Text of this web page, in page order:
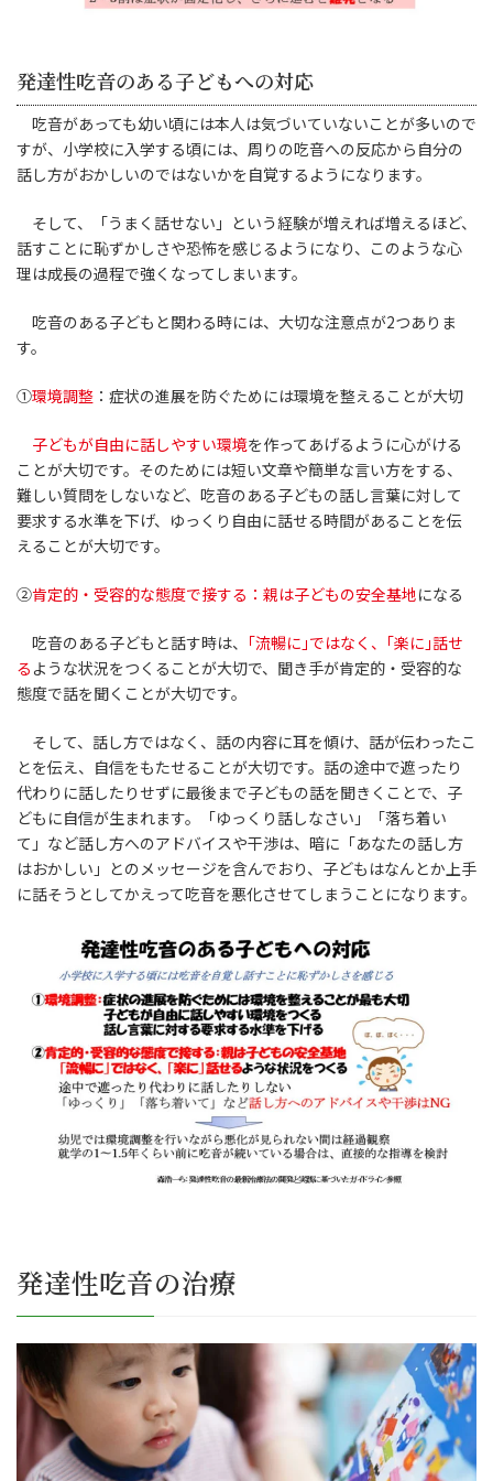
発達性吃音のある子どもへの対応
吃音があっても幼い頃には本人は気づいていないことが多いので
すが、小学校に入学する頃には、周りの吃音への反応から自分の
話し方がおかしいのではないかを自覚するようになります。
そして、「うまく話せない」という経験が増えれば増えるほど、
話すことに恥ずかしさや恐怖を感じるようになり、このような心
理は成長の過程で強くなってしまいます。
吃音のある子どもと関わる時には、大切な注意点が2つありま
す。
①環境調整 ：症状の進展を防ぐためには環境を整えることが大切
子どもが自由に話しやすい環境を作ってあげるように心がける
ことが大切です。そのためには短い文章や簡単な言い方をする、
難しい質問をしないなど、吃音のある子どもの話し言葉に対して
要求する水準を下げ、ゆっくり自由に話せる時間があることを伝
えることが大切です。
②肯定的・受容的な態度で接する：親は子どもの安全基地になる
吃音のある子どもと話す時は、 ｢流暢に｣ではなく、｢楽に｣話せ
る ような状況をつくることが大切で、聞き手が肯定的・受容的な
態度で話を聞くことが大切です。
そして、話し方ではなく、話の内容に耳を傾け、話が伝わったこ
とを伝え、自信をもたせることが大切です。話の途中で遮ったり
代わりに話したりせずに最後まで子どもの話を聞きくことで、子
どもに自信が生まれます。「ゆっくり話しなさい」「落ち着い
て」など話し方へのアドバイスや干渉は、暗に「あなたの話し方
はおかしい」とのメッセージを含んでおり、子どもはなんとか上手
に話そうとしてかえって吃音を悪化させてしまうことになります。
発達性吃音の治療